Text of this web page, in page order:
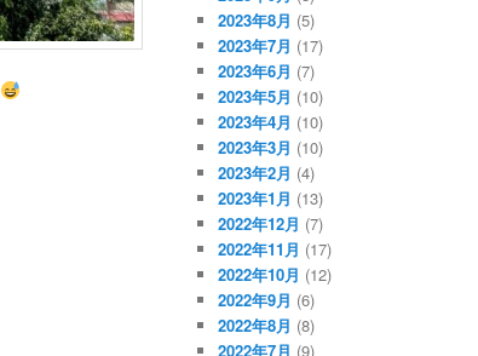
2023年8月 (5)
2023年7月 (17)
2023年6月 (7)
2023年5月 (10)
2023年4月 (10)
2023年3月 (10)
2023年2月 (4)
2023年1月 (13)
2022年12月 (7)
2022年11月 (17)
2022年10月 (12)
2022年9月 (6)
2022年8月 (8)
2022年7月 (9)